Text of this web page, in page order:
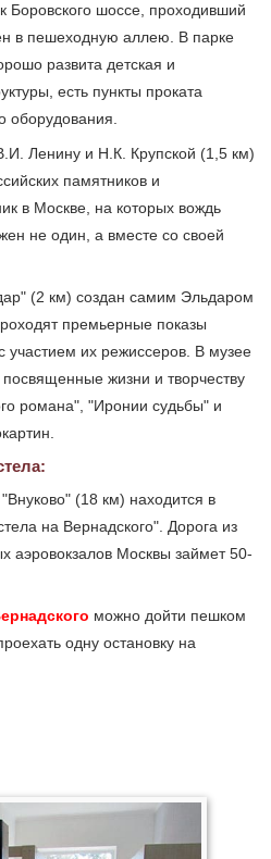
Боровского шоссе, проходивший
в пешеходную аллею. В парке
развита детская и
есть пункты проката
оборудования.
Ленину и Н.К. Крупской (1,5 км)
памятников и
в Москве, на которых вождь
не один, а вместе со своей
(2 км) создан самим Эльдаром
премьерные показы
участием их режиссеров. В музее
посвященные жизни и творчеству
романа", "Иронии судьбы" и
(18 км) находится в
на Вернадского". Дорога из
аэровокзалов Москвы займет 50-
можно дойти пешком
одну остановку на